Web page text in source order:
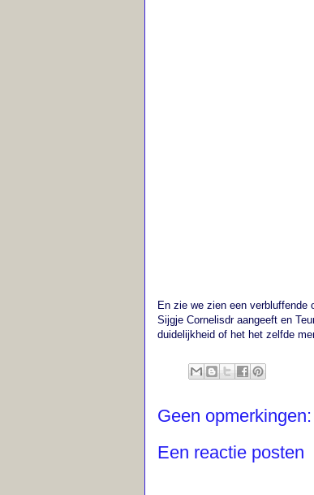
En zie we zien een
Sijgje Cornelisdr aangeeft en
duidelijkheid of het het zelfde
Geen opmerkingen:
Een reactie posten